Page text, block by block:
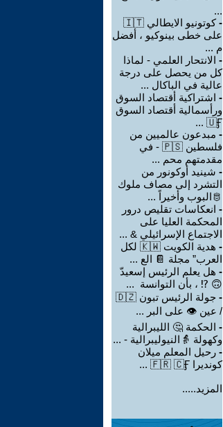
...
-
كوتونيو الايطالي 🇮🇹
على خطى بينوكيو ، أفضل
م ...
- الانتحار العلمي - لماذا
كل من يحصل على درجة
عالية في الباكال ...
- اشتراكية أقتصاد السوق
ورأسمالية أقتصاد السوق
🇺Ӻ ...
- مبدعون عالميين من
فلسطين 🇵🇸 - في
مقدمتهم محم ...
- شينيد أوكونور من
التشرد إلى مصاف ملوك
🫅البوب وأخيراً ...
- انعكاسات تقليص درور
المحكمة العليا على
الاجتماع الإسرائيلي & ...
-
هدية الكويت 🇰🇼 لكل
العرب” مجلة 📔 الع ...
- هل يعلم الرئيس إسعيدّ
🙃 ⁉ ، بأن التوانسة  ...
-
جولة الرئيس تبون 🇩🇿
/ عين 👁 على البر ...
- الحكمة 🤔 الليبرالية
وكهولة 👵النيوليبرالية - ...
- رحيل المعلم ميلان
كونديرا 🇫🇷 🇨Ӻ ...
المزيد.....